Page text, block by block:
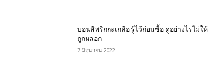
บอนสีพริก​กะ​เกลือ รู้ไว้ก่อนซื้อ ดูอย่างไรไม่ให้
ถูกหลอก
7 มิถุนายน 2022